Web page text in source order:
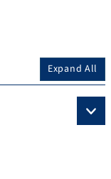
Expand All